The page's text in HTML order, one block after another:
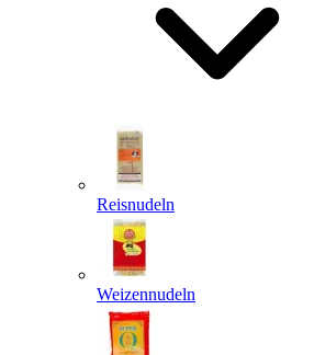
Reisnudeln
Weizennudeln